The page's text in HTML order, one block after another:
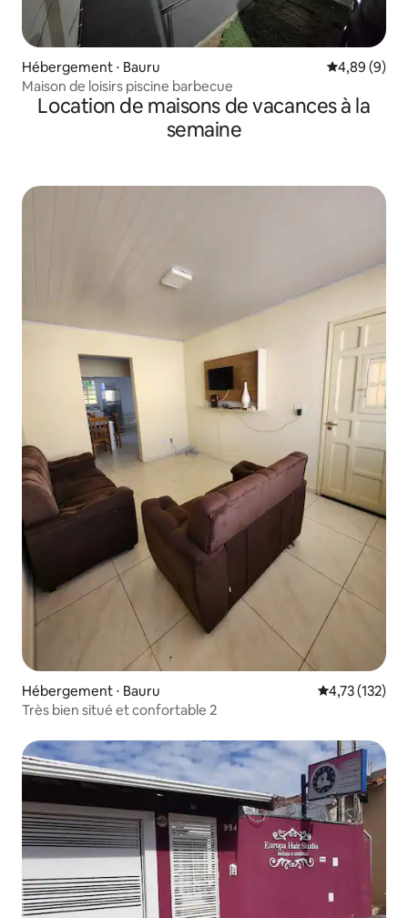
Hébergement ⋅ Bauru Évaluation
4,89 (9)
Maison de loisirs piscine barbecue
Location de maisons de vacances à la
semaine
Hébergement ⋅ Bauru Évaluation
4,73 (132)
Très bien situé et confortable 2